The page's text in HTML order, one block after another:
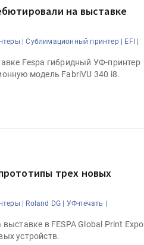
на выставке
| Сублимационный принтер | EFI |
Fespa гибридный УФ-принтер
модель FabriVU 340 i8.
трех новых
| Roland DG | УФ-печать |
выставке в FESPA Global Print Expo
устройств.
в МАХ